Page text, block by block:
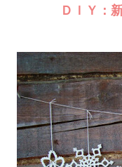
ＤＩＹ：